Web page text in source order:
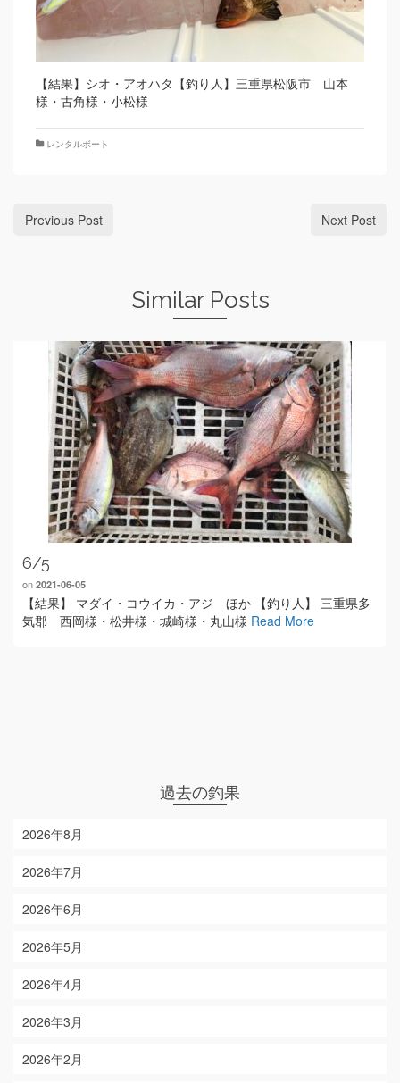
【結果】シオ・アオハタ【釣り人】三重県松阪市 山本
様・古角様・小松様
レンタルボート
Previous Post Next Post
Similar Posts
6/5
on 2021-06-05
【結果】 マダイ・コウイカ・アジ ほか 【釣り人】 三重県多
気郡 西岡様・松井様・城崎様・丸山様 Read More
過去の釣果
2026年8月
2026年7月
2026年6月
2026年5月
2026年4月
2026年3月
2026年2月